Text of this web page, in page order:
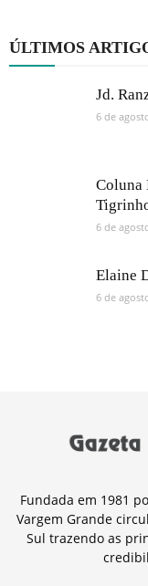
ÚLTIMOS
Jd.
6 de
Coluna
6 de
Elaine
6 de
Fundada em 1981
Vargem Grande
Sul trazendo as